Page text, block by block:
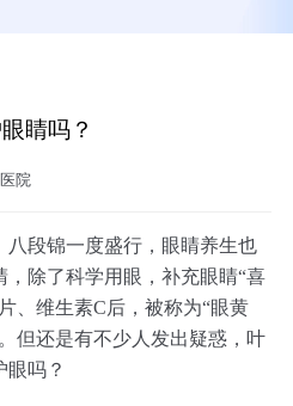
睛吗？
院
段锦一度盛行，眼睛养生也
除了科学用眼，补充眼睛“喜
、维生素C后，被称为“眼黄
但还是有不少人发出疑惑，叶
眼吗？